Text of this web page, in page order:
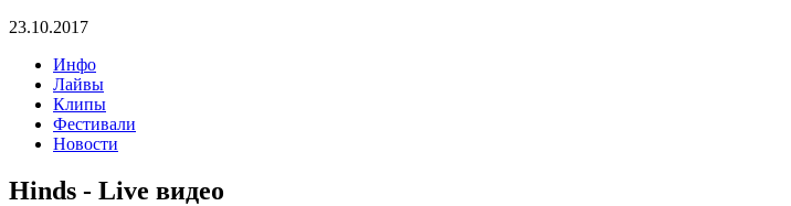
23.10.2017
Инфо
Лайвы
Клипы
Фестивали
Новости
Hinds - Live видео